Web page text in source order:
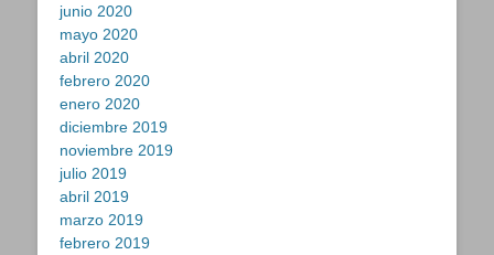
junio 2020
mayo 2020
abril 2020
febrero 2020
enero 2020
diciembre 2019
noviembre 2019
julio 2019
abril 2019
marzo 2019
febrero 2019